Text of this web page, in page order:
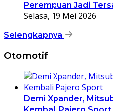
Perempuan Jadi
Selasa, 19 Mei 2026
Selengkapnya
Otomotif
Demi Xpander,